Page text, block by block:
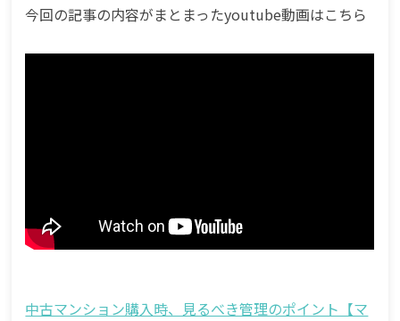
今回の記事の内容がまとまったyoutube動画はこちら
中古マンション購入時、見るべき管理のポイント【マ